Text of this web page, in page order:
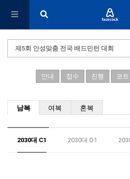
제5회 안성맞춤 전국 배드민턴 대회
안내 접수 진행 코트
남복 여복 혼복
2030대 C1 2030대 D1